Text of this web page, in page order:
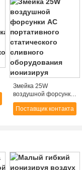
Змейка 25W
воздушной форсунки
AC портативного
статического
Поставщик контакта